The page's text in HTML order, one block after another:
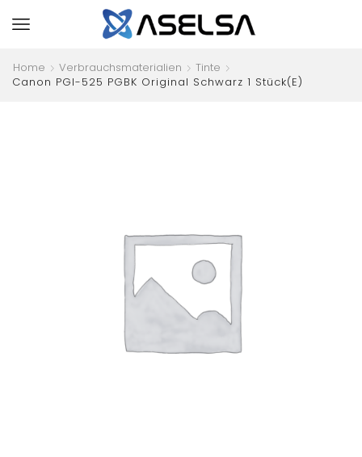
Home Verbrauchsmaterialien
Tinte
Canon PGI-525 PGBK Original Schwarz 1 Stück(e)